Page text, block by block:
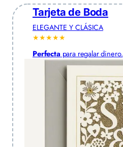
Tarjeta de Boda
ELEGANTE Y CLÁSICA
★★★★★
Perfecta para regalar dinero.